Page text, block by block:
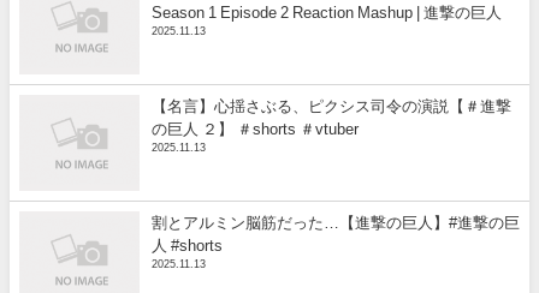
Season 1 Episode 2 Reaction Mashup | 進撃の巨人
2025.11.13
【名言】心揺さぶる、ピクシス司令の演説【＃進撃
の巨人 ２】 ＃shorts ＃vtuber
2025.11.13
割とアルミン脳筋だった…【進撃の巨人】#進撃の巨
人 #shorts
2025.11.13